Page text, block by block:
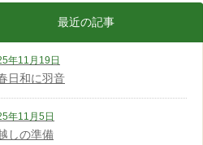
最近の記事
年11月19日
日和に羽音
年11月5日
しの準備